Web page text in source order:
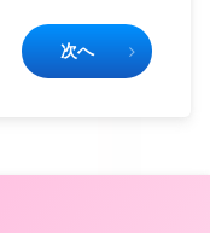
次へ